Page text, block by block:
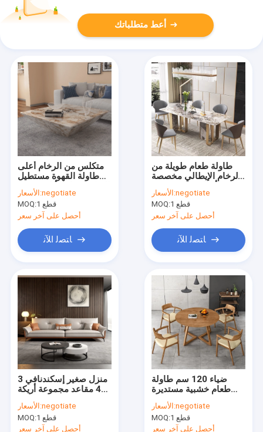
أعط متطلباتك
متكلس من الرخام أعلى
طاولة القهوة مستطيل
البرازيل براون أثاث بسيط
حديث الأسعار:negotiate
MOQ:
1 قطع
أحصل على آخر سعر
ﺎﺘﺼﻟ ﺍﻶﻧ
طاولة طعام طويلة من
الرخام الإيطالي مخصصة
مع أرجل معدنية ذهبية
الأسعار:negotiate
MOQ:
1 قطع
أحصل على آخر سعر
ﺎﺘﺼﻟ ﺍﻶﻧ
منزل صغير إسكندنافي 3
4 مقاعد مجموعة أريكة
جلدية من جلد البقر
الأسعار:negotiate
MOQ:
1 قطع
أحصل على آخر سعر
ضياء 120 سم طاولة
طعام خشبية مستديرة
ومجموعة كرسي لفيلا
الفناء الأسعار:negotiate
MOQ:
1 قطع
أحصل على آخر سعر